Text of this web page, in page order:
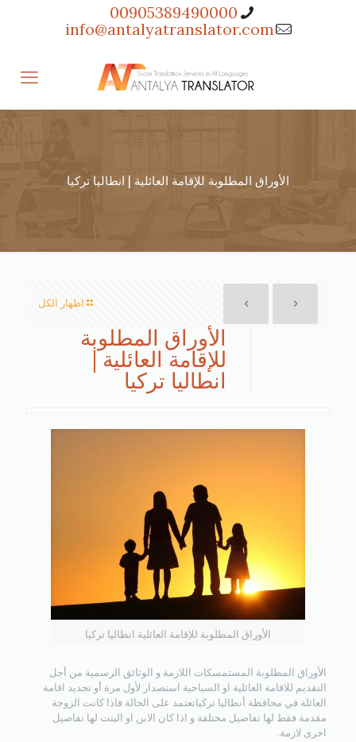
00905389490000
info@antalyatranslator.com
الأوراق المطلوبة للإقامة العائلية | انطاليا تركيا
اظهار الكل
الأوراق المطلوبة
للإقامة العائلية |
انطاليا تركيا
الأوراق المطلوبة للإقامة العائلية انطاليا تركيا
الأوراق المطلوبة المستمسكات اللازمة و الوثائق الرسمية من أجل
التقديم للاقامة العائلية او السياحية استصدار لأول مرة أو تجديد اقامة
العائلة في محافظة أنطاليا تركياتعتمد على الحالة فاذا كانت الزوجة
مقدمة فقط لها تفاصيل مختلفة و اذا كان الابن او البنت لها تفاصيل
اخرى لازمة.